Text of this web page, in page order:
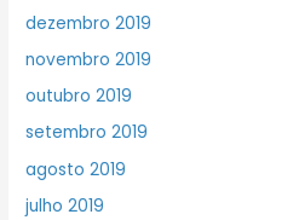
dezembro 2019
novembro 2019
outubro 2019
setembro 2019
agosto 2019
julho 2019